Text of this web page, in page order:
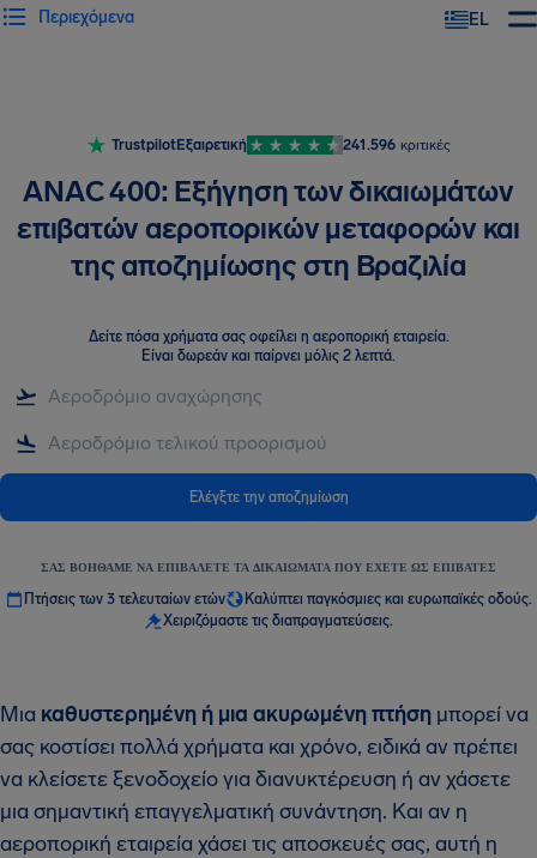
EL
Περιεχόμενα
TrustpilotΕξαιρετική 241.596 κριτικές
ANAC 400: Εξήγηση των δικαιωμάτων
επιβατών αεροπορικών μεταφορών και
της αποζημίωσης στη Βραζιλία
Δείτε πόσα χρήματα σας οφείλει η αεροπορική εταιρεία.
Είναι δωρεάν και παίρνει μόλις 2 λεπτά.
Ελέγξτε την αποζημίωση
ΣΑΣ ΒΟΗΘΆΜΕ ΝΑ ΕΠΙΒΆΛΕΤΕ ΤΑ ΔΙΚΑΙΏΜΑΤΑ ΠΟΥ ΈΧΕΤΕ ΩΣ ΕΠΙΒΆΤΕΣ
Πτήσεις των 3 τελευταίων ετών
Καλύπτει παγκόσμιες και ευρωπαϊκές οδούς.
Χειριζόμαστε τις διαπραγματεύσεις.
Μια καθυστερημένη ή μια ακυρωμένη πτήση μπορεί να
σας κοστίσει πολλά χρήματα και χρόνο, ειδικά αν πρέπει
να κλείσετε ξενοδοχείο για διανυκτέρευση ή αν χάσετε
μια σημαντική επαγγελματική συνάντηση. Και αν η
αεροπορική εταιρεία χάσει τις αποσκευές σας, αυτή η